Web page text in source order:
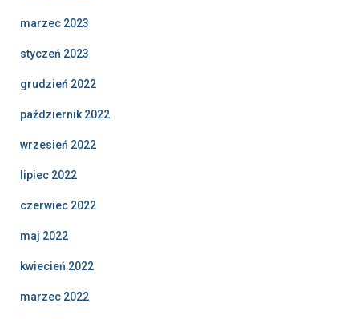
marzec 2023
styczeń 2023
grudzień 2022
październik 2022
wrzesień 2022
lipiec 2022
czerwiec 2022
maj 2022
kwiecień 2022
marzec 2022